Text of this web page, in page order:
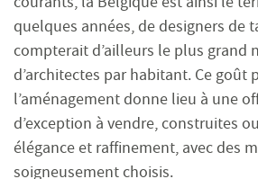
quelques années, de designers de
compterait d’ailleurs le plus grand
d’architectes par habitant. Ce goût
l’aménagement donne lieu à une
d’exception à vendre, construites
élégance et raffinement, avec des
soigneusement choisis.